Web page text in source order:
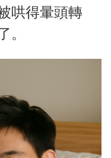
哄得暈頭轉
。